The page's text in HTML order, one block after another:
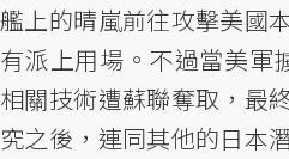
艦上的晴嵐前往攻擊美國
有派上用場。不過當美軍
相關技術遭蘇聯奪取，最
究之後，連同其他的日本